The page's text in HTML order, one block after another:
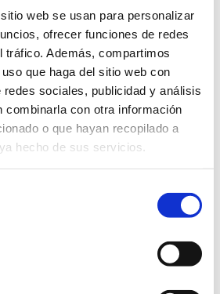
web se usan para personalizar
ofrecer funciones de redes
tráfico. Además, compartimos
que haga del sitio web con
sociales, publicidad y análisis
combinarla con otra información
o que hayan recopilado a
hecho de sus servicios.
Política de